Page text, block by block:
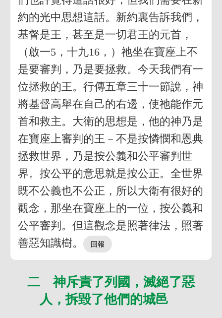
約的光中思想這話。新約裏告訴我們，
基督是王，甚至是一切君王的元首，
（啟一5，十九16，）祂坐在寶座上不
是要審判，乃是要拯救。今天我們有一
位拯救的王。行傳五章三十一節說，神
將基督高舉在自己的右邊，使祂能作元
首和救主。大衛的思想是，他的神乃是
在寶座上審判的王－不是按憐憫和恩典
拯救世界，乃是按公義和公平審判世
界。按公平的意思就是按公正。全世界
既不公義也不公正，所以大衛有很好的
觀念，那坐在寶座上的一位，按公義和
公平審判。但這觀念是照著律法，照著
善惡知識樹。
二 神斥責了列國，滅絕了惡
人，拆毀了他們的城邑